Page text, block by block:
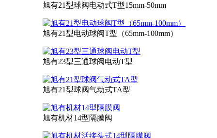
旭有21型球阀电动式T型15mm-50mm
旭有21型电动球阀T型（65mm-100mm）
旭有23型三通球阀电动T型
旭有21型球阀气动式TA型
旭有机材14型隔膜阀